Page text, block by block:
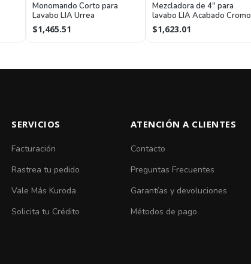
Monomando Corto para
Lavabo LIA Urrea
$1,465.51
Mezcladora de 4" para
lavabo LIA Acabado Cromo
Urrea
$1,623.01
SERVICIOS
Facturación
Rastrea tu pedido
Vale Más Kuroda
Solicita tu Crédito
ATENCIÓN A CLIENTES
Contacto
Preguntas Frecuentes
Garantías y devoluciones
Métodos de pago